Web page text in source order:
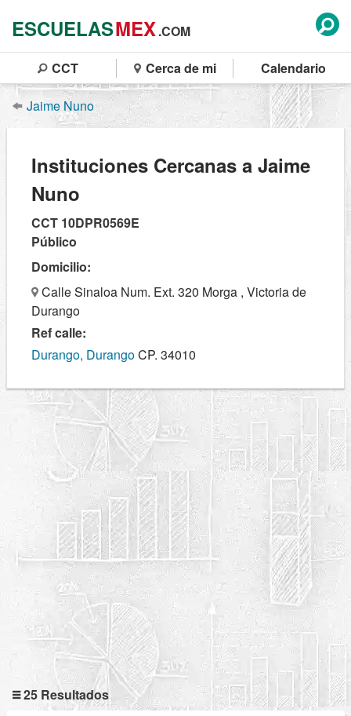
ESCUELASMEX.COM
CCT Cerca de mi Calendario
Jaime Nuno
Instituciones Cercanas a Jaime
Nuno
CCT 10DPR0569E
Público
Domicilio:
Calle Sinaloa Num. Ext. 320 Morga , Victoria de
Durango
Ref calle:
Durango, DurangoCP. 34010
25 Resultados